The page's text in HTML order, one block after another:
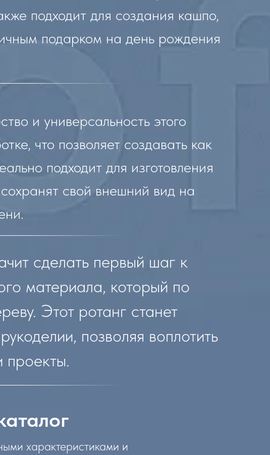
подходит для создания кашпо,
подарком на день рождения
и универсальность этого
что позволяет создавать как
подходит для изготовления
свой внешний вид на
сделать первый шаг к
материала, который по
Этот ротанг станет
позволяя воплотить
проекты.
характеристиками и